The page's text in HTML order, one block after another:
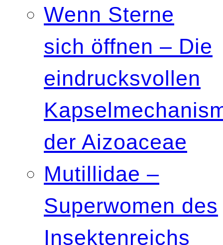
Wenn Sterne
sich öffnen – Die
eindrucksvollen
der Aizoaceae
Mutillidae –
Superwomen des
Insektenreichs